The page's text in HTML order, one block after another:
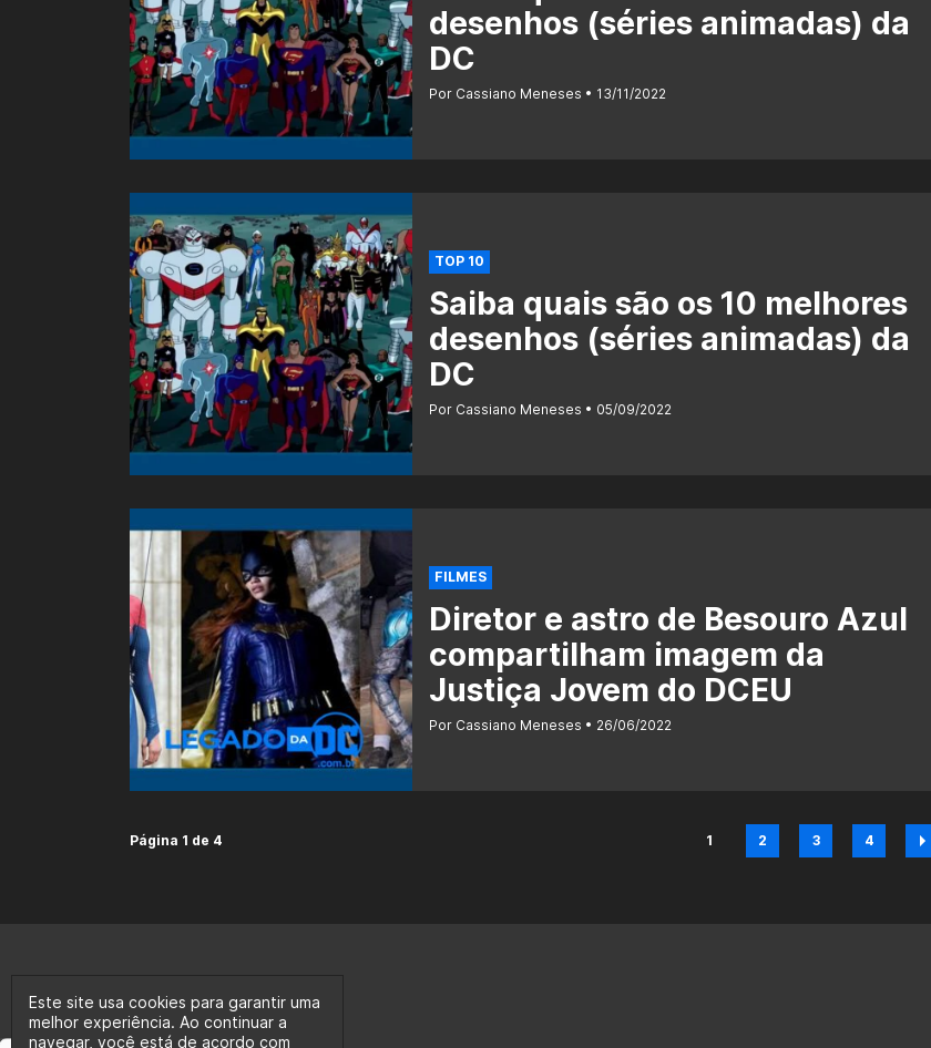
desenhos (séries animadas) da
DC
Por Cassiano Meneses 13/11/2022
TOP 10
Saiba quais são os 10 melhores
desenhos (séries animadas) da
DC
Por Cassiano Meneses 05/09/2022
FILMES
Diretor e astro de Besouro Azul
compartilham imagem da
Justiça Jovem do DCEU
Por Cassiano Meneses 26/06/2022
Página 1 de 4
Página
1
Página
2
Página
3
Página
4
Este site usa cookies para garantir uma
melhor experiência. Ao continuar a
navegar, você está de acordo com